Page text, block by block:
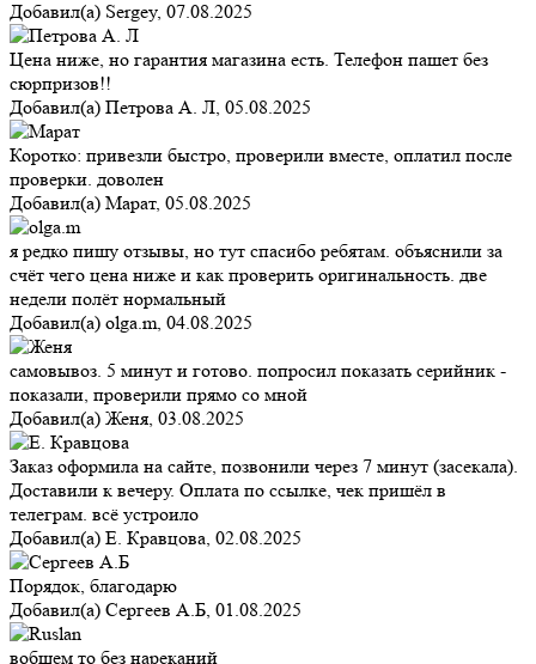
Добавил(а) Sergey, 07.08.2025
Цена ниже, но гарантия магазина есть. Телефон пашет без
сюрпризов!!
Добавил(а) Петрова А. Л, 05.08.2025
Коротко: привезли быстро, проверили вместе, оплатил после
проверки. доволен
Добавил(а) Марат, 05.08.2025
я редко пишу отзывы, но тут спасибо ребятам. объяснили за
счёт чего цена ниже и как проверить оригинальность. две
недели полёт нормальный
Добавил(а) olga.m, 04.08.2025
самовывоз. 5 минут и готово. попросил показать серийник -
показали, проверили прямо со мной
Добавил(а) Женя, 03.08.2025
Заказ оформила на сайте, позвонили через 7 минут (засекала).
Доставили к вечеру. Оплата по ссылке, чек пришёл в
телеграм. всё устроило
Добавил(а) Е. Кравцова, 02.08.2025
Порядок, благодарю
Добавил(а) Сергеев А.Б, 01.08.2025
вобщем то без нареканий